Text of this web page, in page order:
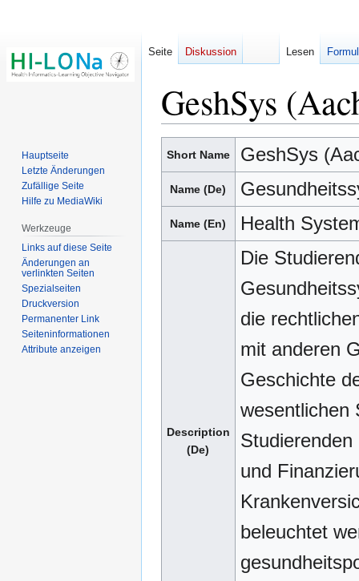
GeshSys
Navigation
Suche
Short Name GeshSys
Name (De)
Name (En) Health
Description
(De)
Die
die
mit anderen
Geschichte
wesentlichen
und
beleuchtet
Seite Diskussion Lesen
Hauptseite
Letzte Änderungen
Zufällige Seite
Hilfe zu MediaWiki
Werkzeuge
Links auf diese Seite
Änderungen an
verlinkten Seiten
Spezialseiten
Druckversion
Permanenter Link
Seiten­­informationen
Attribute anzeigen